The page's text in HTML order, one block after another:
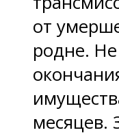
от
родне.
месяцев.